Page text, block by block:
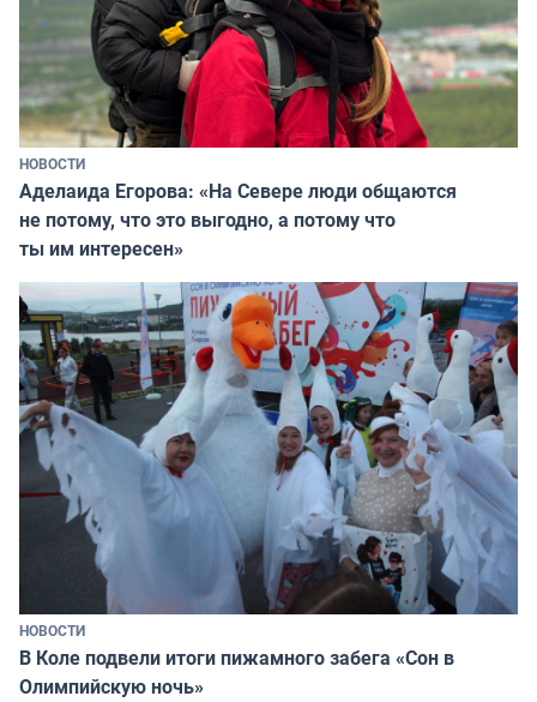
НОВОСТИ
Аделаида Егорова: «На Севере люди общаются
не потому, что это выгодно, а потому что
ты им интересен»
НОВОСТИ
В Коле подвели итоги пижамного забега «Сон в
Олимпийскую ночь»